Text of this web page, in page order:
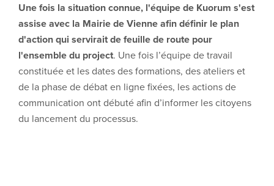
Une fois la situation connue, l'équipe de Kuorum s'est
assise avec la Mairie de Vienne afin définir le plan
d'action qui servirait de feuille de route pour
l'ensemble du project. Une fois l’équipe de travail
constituée et les dates des formations, des ateliers et
de la phase de débat en ligne fixées, les actions de
communication ont débuté afin d’informer les citoyens
du lancement du processus.